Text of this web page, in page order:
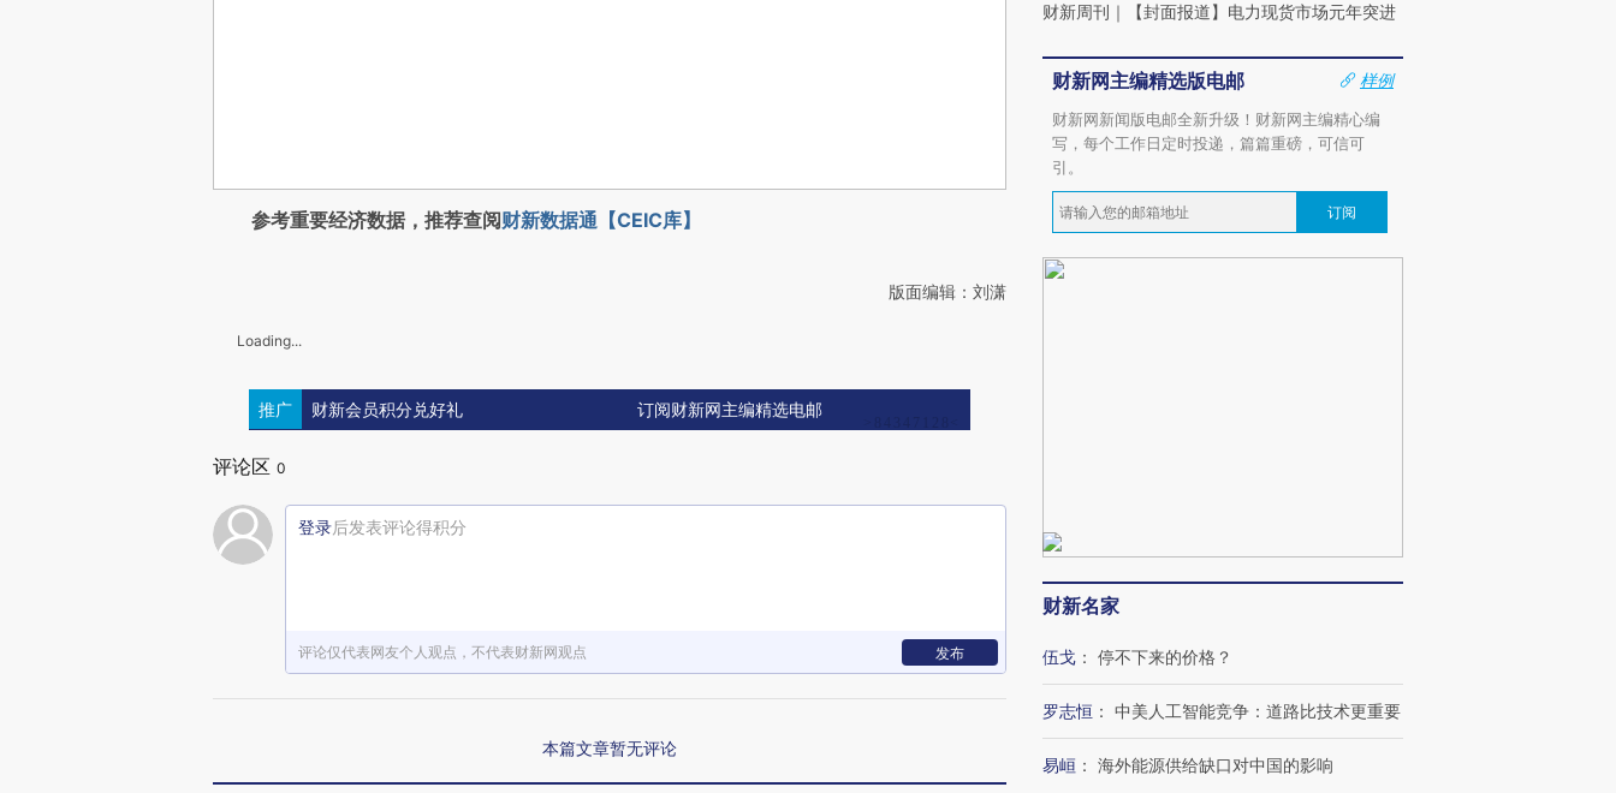
参考重要经济数据，推荐查阅财新数据通【CEIC库】
版面编辑：刘潇
Loading...
推广 财新会员积分兑好礼 订阅财新网主编精选电邮
评论区 0
登录后发表评论得积分
评论仅代表网友个人观点，不代表财新网观点 发布
本篇文章暂无评论
财新周刊 ｜ 【封面报道】电力现货市场元年突进
财新网主编精选版电邮
样例
财新网新闻版电邮全新升级！财新网主编精心编
写，每个工作日定时投递，篇篇重磅，可信可
引。
订阅
财新名家
伍戈 ： 停不下来的价格？
罗志恒 ： 中美人工智能竞争：道路比技术更重要
易峘 ： 海外能源供给缺口对中国的影响